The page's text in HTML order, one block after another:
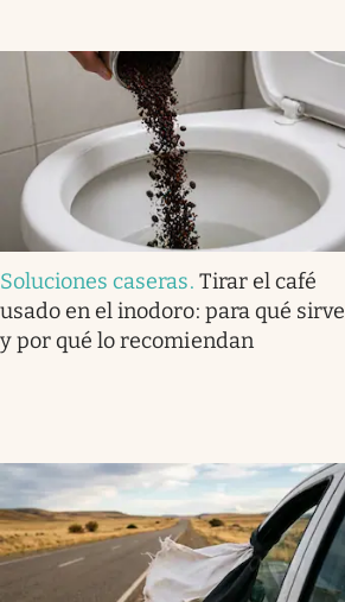
Soluciones caseras. Tirar el café
usado en el inodoro: para qué sirve
y por qué lo recomiendan